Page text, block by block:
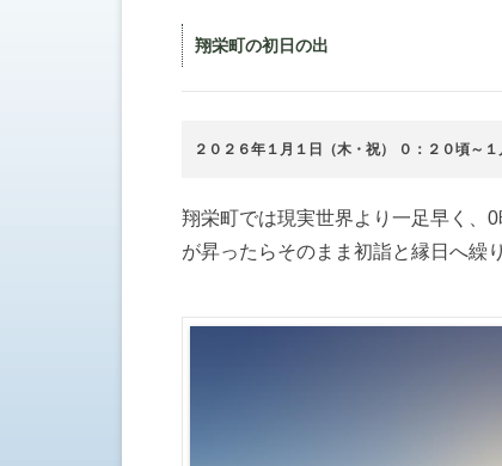
翔栄町の初日の出
２０２６年１月１日（木・祝） ０：２０頃～
翔栄町では現実世界より一足早く、
が昇ったらそのまま初詣と縁日へ繰